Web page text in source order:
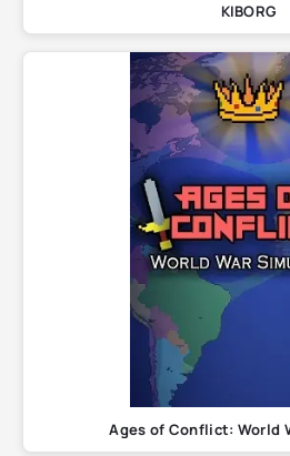
KIBORG
Ages of Conflict: World